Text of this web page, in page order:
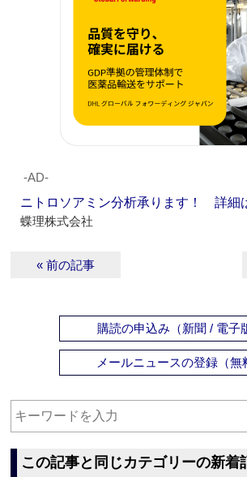
‐AD‐
ニトロソアミン分析承ります！ 詳細
蝶理株式会社
« 前の記事
購読の申込み（新聞 / 電子
メールニュースの登録（無
この記事と同じカテゴリーの新着